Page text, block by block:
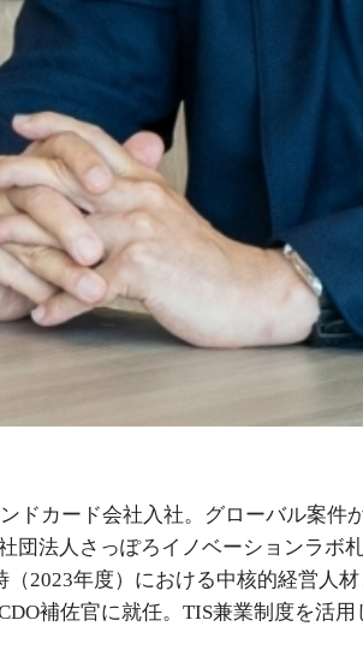
ドカード会社入社。グローバル案件
団法人さっぽろイノベーションラボ
（2023年度）における中核的経営人
補佐官に就任。TIS兼業制度を活